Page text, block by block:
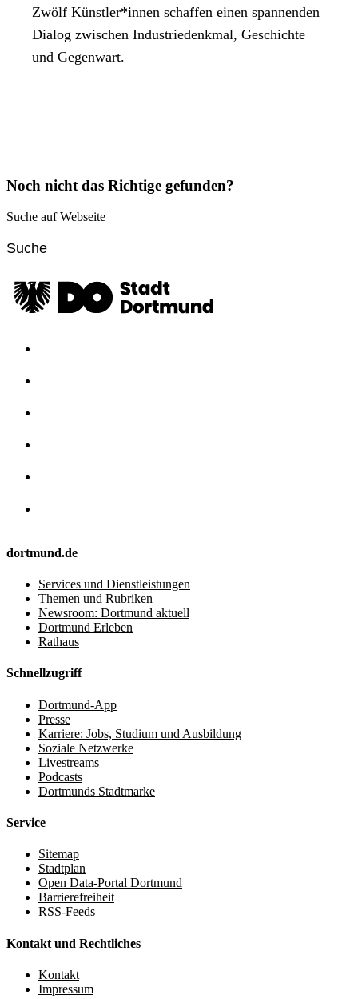
Zwölf Künstler*innen schaffen einen spannenden
Dialog zwischen Industriedenkmal, Geschichte
und Gegenwart.
Noch nicht das Richtige gefunden?
Suche auf Webseite
dortmund.de
Services und Dienstleistungen
Themen und Rubriken
Newsroom: Dortmund aktuell
Dortmund Erleben
Rathaus
Schnellzugriff
Dortmund-App
Presse
Karriere: Jobs, Studium und Ausbildung
Soziale Netzwerke
Livestreams
Podcasts
Dortmunds Stadtmarke
Service
Sitemap
Stadtplan
Open Data-Portal Dortmund
Barrierefreiheit
RSS-Feeds
Kontakt und Rechtliches
Kontakt
Impressum